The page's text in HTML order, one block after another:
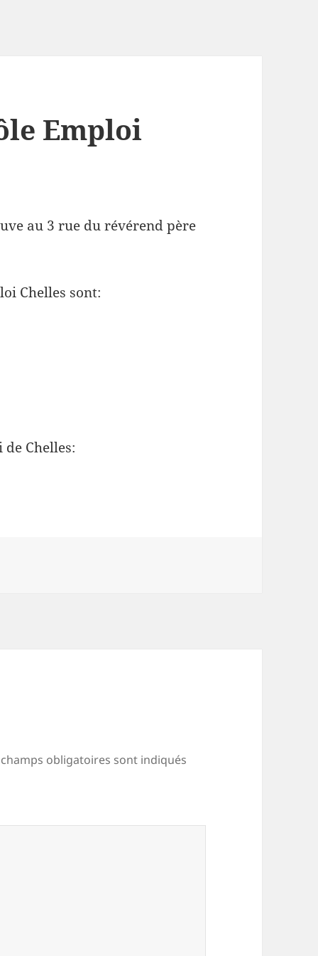
Emploi
au 3 rue du révérend père
Chelles sont:
Chelles:
champs obligatoires sont indiqués